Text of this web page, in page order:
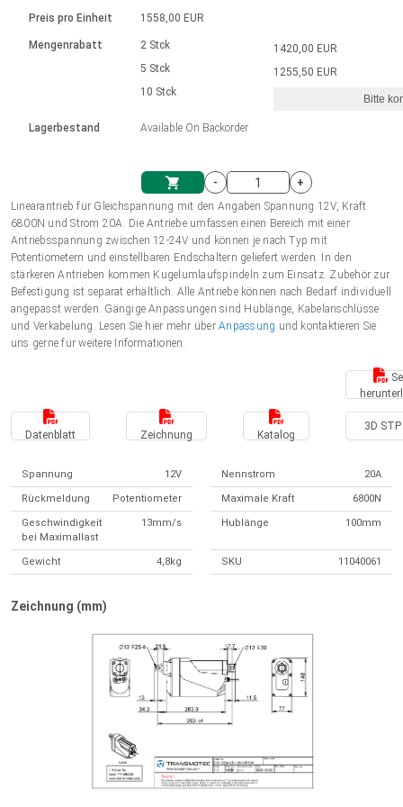
Einheitssystem
Einkaufswagen
Hubmagnete
230 - 50 Hz | 110 - 60 Hz
Drehzahlregelung für die AIS-Serie
Bürstenlose Gleichstrommotoren
mit Planetengetriebe und internem
Ø 28-42| 1-1400 rpm | <= 290Ncm
Bürstenlose DC Motor Controller
Gleichstrommotoren mit
Schneckengetriebe und Bürsten
Ø43-124mm | 31-425rpm | ≤ 41Nm
Treiber für Gleichstrommotoren mit
Synchron-Asynchron | für 1-4 Elektrozylinder
Synchron-Asynchron | für 1-4 Elektrozylinder
Français (EUR)
Polski (EUR)
Norsk (NOK)
Suomi (EUR)
Preis pro Einheit
Mengenrabatt
Lagerbestand
1558,00 EUR
2 Stck
5 Stck
10 Stck
Available On Backorder
1420,00 EUR
1255,50 EUR
Bitte
-
+
Linearantrieb für Gleichspannung mit den Angaben Spannung 12V, Kraft
6800N und Strom 20A. Die Antriebe umfassen einen Bereich mit einer
Antriebsspannung zwischen 12-24V und können je nach Typ mit
Potentiometern und einstellbaren Endschaltern geliefert werden. In den
stärkeren Antrieben kommen Kugelumlaufspindeln zum Einsatz. Zubehör zur
Befestigung ist separat erhältlich. Alle Antriebe können nach Bedarf individuell
angepasst werden. Gängige Anpassungen sind Hublänge, Kabelanschlüsse
und Verkabelung. Lesen Sie hier mehr überAnpassung und kontaktieren Sie
uns gerne für weitere Informationen.
Datenblatt Zeichnung Katalog
3D STP
Spannung 12V Nennstrom 20A
Rückmeldung Potentiometer Maximale Kraft 6800N
Geschwindigkeit
bei Maximallast
13mm/s Hublänge 100mm
Gewicht 4,8kg SKU 11040061
Zeichnung (mm)